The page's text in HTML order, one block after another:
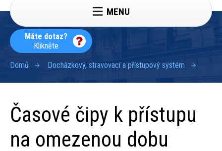
Máte dotaz?
Klikněte
MENU
Domů Docházkový, stravovací a přístupový systém
Časové čipy k přístupu
na omezenou dobu